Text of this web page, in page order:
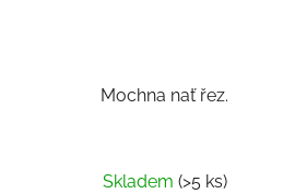
Mochna nať řez.
Skladem (>5 ks)